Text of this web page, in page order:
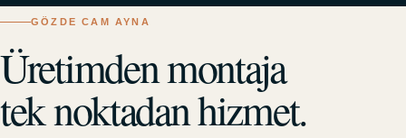
GÖZDE CAM AYNA
Üretimden montaja
tek noktadan hizmet.